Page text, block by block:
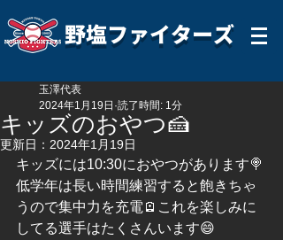
野塩ファイターズ
キッズのおやつ🍰
玉澤代表
2024年1月19日 読了時間: 1分
更新日： 2024年1月19日
キッズには10:30におやつがあります🍭
低学年は長い時間練習すると飽きちゃ
うので集中力を充電🪫これを楽しみに
してる選手はたくさんいます😄